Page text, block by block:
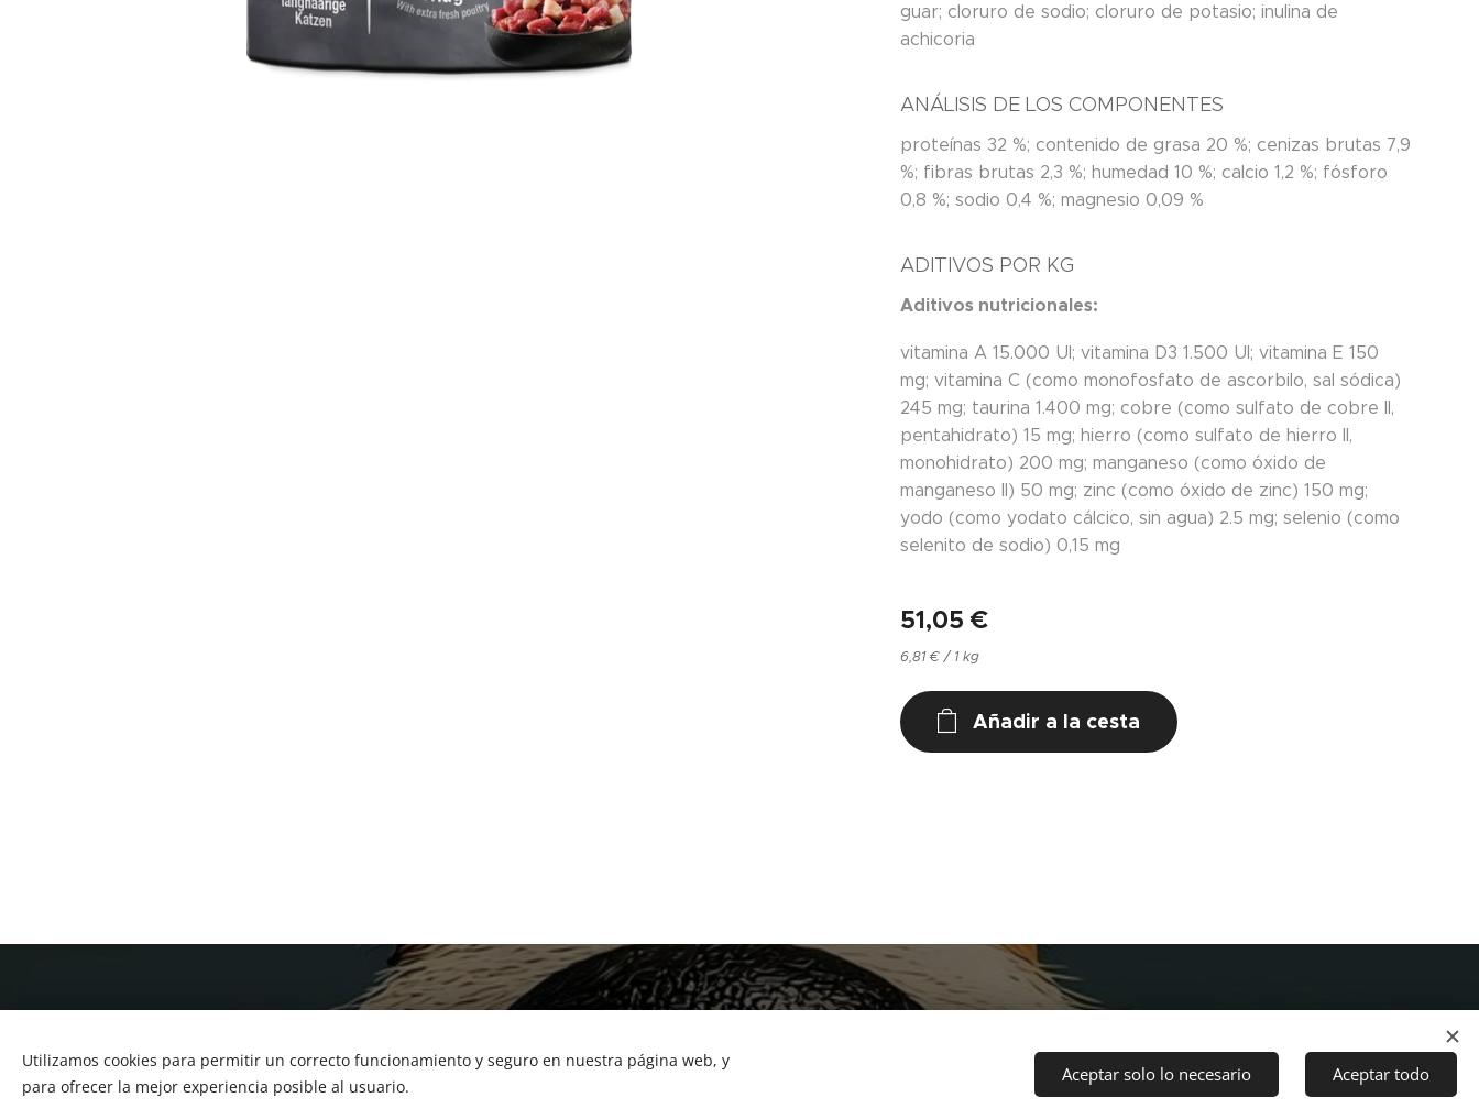
guar; cloruro de sodio; cloruro de potasio; inulina de
achicoria
ANÁLISIS DE LOS COMPONENTES
proteínas 32 %; contenido de grasa 20 %; cenizas brutas 7,9
%; fibras brutas 2,3 %; humedad 10 %; calcio 1,2 %; fósforo
0,8 %; sodio 0,4 %; magnesio 0,09 %
ADITIVOS POR KG
Aditivos nutricionales:
vitamina A 15.000 UI; vitamina D3 1.500 UI; vitamina E 150
mg; vitamina C (como monofosfato de ascorbilo, sal sódica)
245 mg; taurina 1.400 mg; cobre (como sulfato de cobre II,
pentahidrato) 15 mg; hierro (como sulfato de hierro II,
monohidrato) 200 mg; manganeso (como óxido de
manganeso II) 50 mg; zinc (como óxido de zinc) 150 mg;
yodo (como yodato cálcico, sin agua) 2.5 mg; selenio (como
selenito de sodio) 0,15 mg
51,05 €
6,81 € / 1 kg
Añadir a la cesta
Tf.666351543
Utilizamos cookies para permitir un correcto funcionamiento y seguro en nuestra página web, y
para ofrecer la mejor experiencia posible al usuario.
Aceptar solo lo necesario Aceptar todo